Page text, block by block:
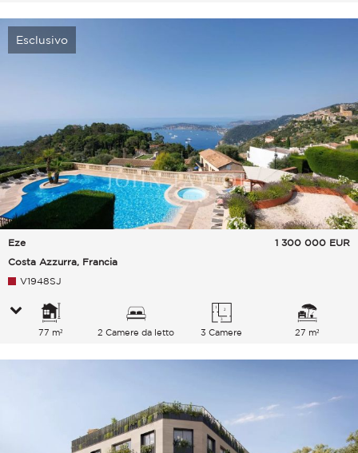
Esclusivo
Eze
Costa Azzurra, Francia
1 300 000 EUR
V1948SJ
77 m² 2 Camere da letto 3 Camere 27 m²